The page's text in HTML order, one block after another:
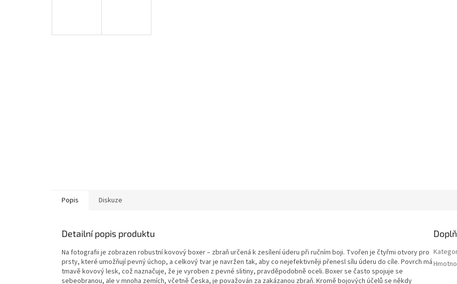
Popis Diskuze
Detailní popis produktu
Na fotografii je zobrazen robustní kovový boxer – zbraň určená k zesílení úderu při ručním boji. Tvořen je čtyřmi otvory pro
prsty, které umožňují pevný úchop, a celkový tvar je navržen tak, aby co nejefektivněji přenesl sílu úderu do cíle. Povrch má
tmavě kovový lesk, což naznačuje, že je vyroben z pevné slitiny, pravděpodobně oceli. Boxer se často spojuje se
sebeobranou, ale v mnoha zemích, včetně Česka, je považován za zakázanou zbraň. Kromě bojových účelů se někdy